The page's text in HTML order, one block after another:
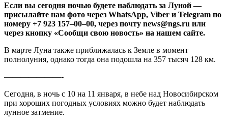
Если вы сегодня ночью будете наблюдать за Луной —
присылайте нам фото через WhatsApp, Viber и Telegram по
номеру +7 923 157–00–00, через почту news@ngs.ru или
через кнопку «Сообщи свою новость» на нашем сайте.
В марте Луна также приближалась к Земле в момент
полнолуния, однако тогда она подошла на 357 тысяч 128 км.
———————-
Сегодня, в ночь с 10 на 11 января, в небе над Новосибирском
при хороших погодных условиях можно будет наблюдать
лунное затмение.